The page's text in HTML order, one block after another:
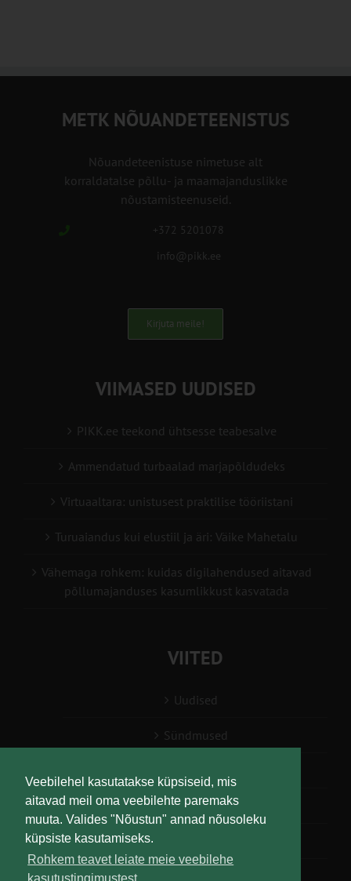
Veebilehel kasutatakse küpsiseid, mis
aitavad meil oma veebilehte paremaks
muuta. Valides "Nõustun" annad nõusoleku
küpsiste kasutamiseks.
Rohkem teavet leiate meie veebilehe
METK NÕUANDETEENISTUS
Nõuandeteenistuse nimetuse alt
korraldatalse põllu- ja maamajanduslikke
nõustamisteenuseid.
+372 5201078
info@pikk.ee
Kirjuta meile!
VIIMASED UUDISED
PIKK.ee teekond ühtsesse teabesalve
Ammendatud turbaalad marjapõldudeks
Virtuaaltara: unistusest praktilise tööriistani
Turuaiandus kui elustiil ja äri: Väike Mahetalu
Vähemaga rohkem: kuidas digilahendused aitavad
põllumajanduses kasumlikkust kasvatada
VIITED
Uudised
Sündmused
Teabesalv
Liitu uudiskirjaga